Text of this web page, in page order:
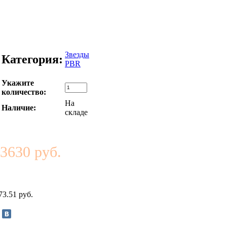
Категория: Звезды
PBR
Укажите
количество:
Наличие:
На
складе
3630 руб.
руб.